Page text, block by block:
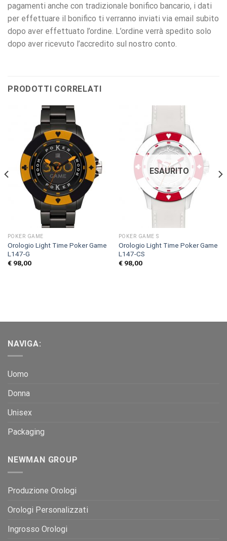
pagamenti anche con tradizionale bonifico bancario, i dati
per effettuare il bonifico ti verranno inviati via email subito
dopo aver effettuato l’ordine. L’ordine verrà spedito solo
dopo aver ricevuto l’accredito sul nostro conto.
PRODOTTI CORRELATI
POKER GAME
Orologio Light Time Poker Game
L147-G
€98,00
ESAURITO
POKER GAME S
Orologio Light Time Poker Game
L147-CS
€98,00
NAVIGA:
Uomo
Donna
Unisex
Packaging
NEWMAN GROUP
Produzione Orologi
Orologi Personalizzati
Ingrosso Orologi